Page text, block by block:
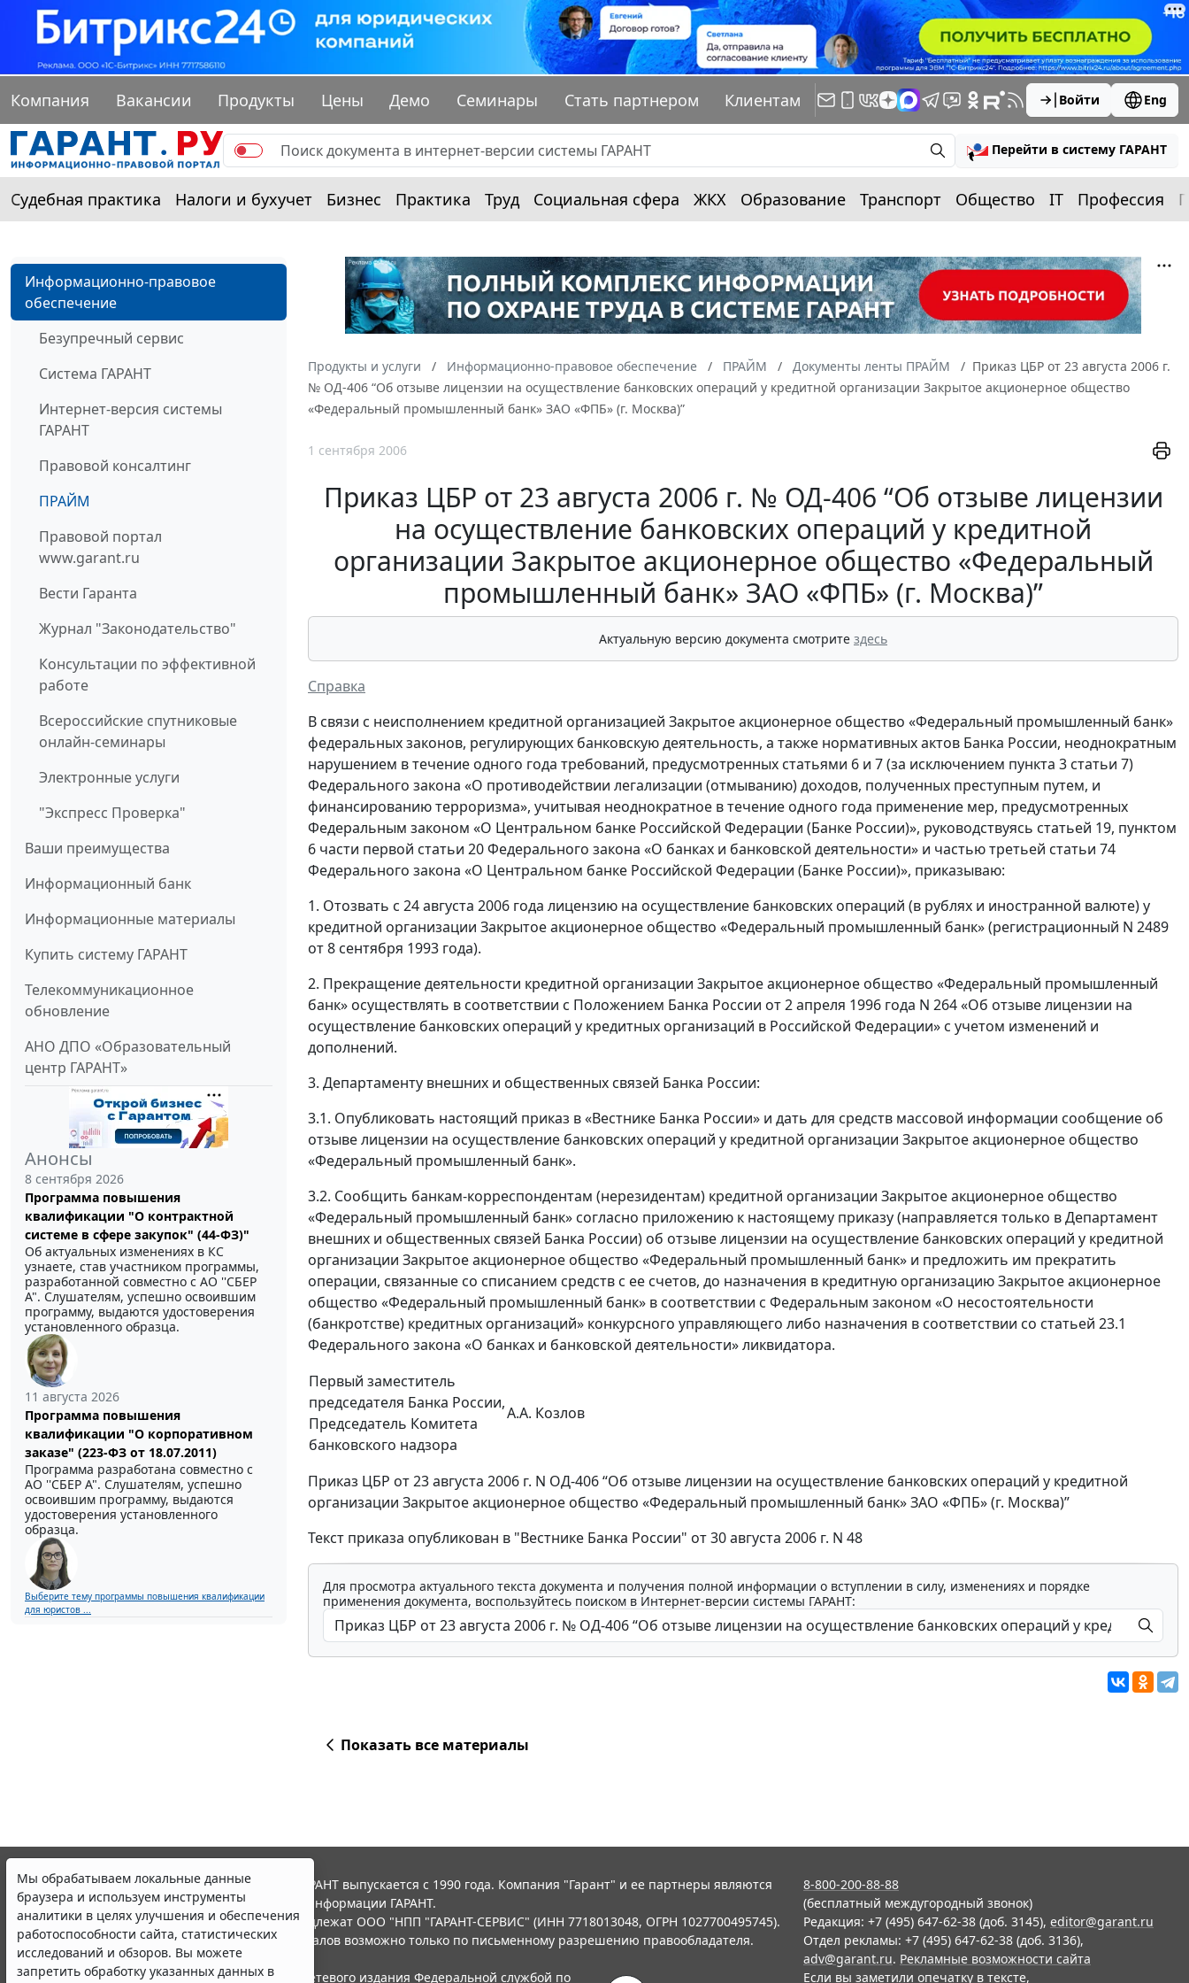
Компания Вакансии Продукты Цены Демо Семинары Стать партнером Клиентам Войти Eng
Перейти в систему ГАРАНТ
Судебная практика Налоги и бухучет Бизнес Практика Труд Социальная сфера ЖКХ Образование Транспорт Общество IT Профессия
Информационно-правовое
обеспечение
Безупречный сервис
Система ГАРАНТ
Интернет-версия системы
ГАРАНТ
Правовой консалтинг
ПРАЙМ
Правовой портал
www.garant.ru
Вести Гаранта
Журнал "Законодательство"
Консультации по эффективной
работе
Всероссийские спутниковые
онлайн-семинары
Электронные услуги
"Экспресс Проверка"
Ваши преимущества
Информационный банк
Информационные материалы
Купить систему ГАРАНТ
Телекоммуникационное
обновление
АНО ДПО «Образовательный
центр ГАРАНТ»
Анонсы
8 сентября 2026
Программа повышения
квалификации "О контрактной
системе в сфере закупок" (44-ФЗ)"
Об актуальных изменениях в КС
узнаете, став участником программы,
разработанной совместно с АО ''СБЕР
А". Слушателям, успешно освоившим
программу, выдаются удостоверения
установленного образца.
11 августа 2026
Программа повышения
квалификации "О корпоративном
заказе" (223-ФЗ от 18.07.2011)
Программа разработана совместно с
АО ''СБЕР А". Слушателям, успешно
освоившим программу, выдаются
удостоверения установленного
образца.
Выберите тему программы повышения квалификации
для юристов ...
Продукты и услуги Информационно-правовое обеспечение ПРАЙМ Документы ленты ПРАЙМ
Приказ ЦБР от 23 августа 2006 г.
№ ОД-406 “Об отзыве лицензии на осуществление банковских операций у кредитной организации Закрытое акционерное общество
«Федеральный промышленный банк» ЗАО «ФПБ» (г. Москва)”
1 сентября 2006
Приказ ЦБР от 23 августа 2006 г. № ОД-406 “Об отзыве лицензии
на осуществление банковских операций у кредитной
организации Закрытое акционерное общество «Федеральный
промышленный банк» ЗАО «ФПБ» (г. Москва)”
Актуальную версию документа смотрите здесь
Справка
В связи с неисполнением кредитной организацией Закрытое акционерное общество «Федеральный промышленный банк»
федеральных законов, регулирующих банковскую деятельность, а также нормативных актов Банка России, неоднократным
нарушением в течение одного года требований, предусмотренных статьями 6 и 7 (за исключением пункта 3 статьи 7)
Федерального закона «О противодействии легализации (отмыванию) доходов, полученных преступным путем, и
финансированию терроризма», учитывая неоднократное в течение одного года применение мер, предусмотренных
Федеральным законом «О Центральном банке Российской Федерации (Банке России)», руководствуясь статьей 19, пунктом
6 части первой статьи 20 Федерального закона «О банках и банковской деятельности» и частью третьей статьи 74
Федерального закона «О Центральном банке Российской Федерации (Банке России)», приказываю:
1. Отозвать с 24 августа 2006 года лицензию на осуществление банковских операций (в рублях и иностранной валюте) у
кредитной организации Закрытое акционерное общество «Федеральный промышленный банк» (регистрационный N 2489
от 8 сентября 1993 года).
2. Прекращение деятельности кредитной организации Закрытое акционерное общество «Федеральный промышленный
банк» осуществлять в соответствии с Положением Банка России от 2 апреля 1996 года N 264 «Об отзыве лицензии на
осуществление банковских операций у кредитных организаций в Российской Федерации» с учетом изменений и
дополнений.
3. Департаменту внешних и общественных связей Банка России:
3.1. Опубликовать настоящий приказ в «Вестнике Банка России» и дать для средств массовой информации сообщение об
отзыве лицензии на осуществление банковских операций у кредитной организации Закрытое акционерное общество
«Федеральный промышленный банк».
3.2. Сообщить банкам-корреспондентам (нерезидентам) кредитной организации Закрытое акционерное общество
«Федеральный промышленный банк» согласно приложению к настоящему приказу (направляется только в Департамент
внешних и общественных связей Банка России) об отзыве лицензии на осуществление банковских операций у кредитной
организации Закрытое акционерное общество «Федеральный промышленный банк» и предложить им прекратить
операции, связанные со списанием средств с ее счетов, до назначения в кредитную организацию Закрытое акционерное
общество «Федеральный промышленный банк» в соответствии с Федеральным законом «О несостоятельности
(банкротстве) кредитных организаций» конкурсного управляющего либо назначения в соответствии со статьей 23.1
Федерального закона «О банках и банковской деятельности» ликвидатора.
Первый заместитель
председателя Банка России,
Председатель Комитета
банковского надзора
А.А. Козлов
Приказ ЦБР от 23 августа 2006 г. N ОД-406 “Об отзыве лицензии на осуществление банковских операций у кредитной
организации Закрытое акционерное общество «Федеральный промышленный банк» ЗАО «ФПБ» (г. Москва)”
Текст приказа опубликован в "Вестнике Банка России" от 30 августа 2006 г. N 48
Для просмотра актуального текста документа и получения полной информации о вступлении в силу, изменениях и порядке
применения документа, воспользуйтесь поиском в Интернет-версии системы ГАРАНТ:
Показать все материалы
Мы обрабатываем локальные данные
браузера и используем инструменты
аналитики в целях улучшения и обеспечения
работоспособности сайта, статистических
исследований и обзоров. Вы можете
запретить обработку указанных данных в
© ООО "НПП "ГАРАНТ-СЕРВИС", 2026. Система ГАРАНТ выпускается с 1990 года. Компания "Гарант" и ее партнеры являются
участниками Российской ассоциации правовой информации ГАРАНТ.
Все права на материалы сайта ГАРАНТ.РУ принадлежат ООО "НПП "ГАРАНТ-СЕРВИС" (ИНН 7718013048, ОГРН 1027700495745).
Полное или частичное воспроизведение материалов возможно только по письменному разрешению правообладателя.
Правила использования портала.
Портал ГАРАНТ.РУ зарегистрирован в качестве сетевого издания Федеральной службой по
8-800-200-88-88
(бесплатный междугородный звонок)
Редакция: +7 (495) 647-62-38 (доб. 3145), editor@garant.ru
Отдел рекламы: +7 (495) 647-62-38 (доб. 3136),
adv@garant.ru. Рекламные возможности сайта
Если вы заметили опечатку в тексте,